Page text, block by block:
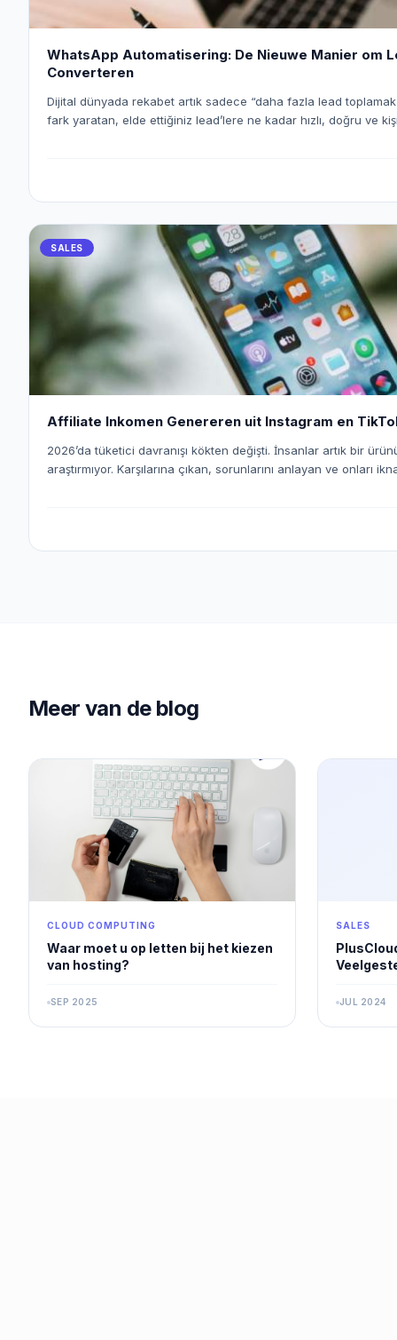
WhatsApp Automatisering: De Nieuwe Manier om
Converteren
Dijital dünyada rekabet artık sadece “daha fazla lead
fark yaratan, elde ettiğiniz lead’lere ne kadar hızlı, doğru ve
SALES
Affiliate Inkomen Genereren uit Instagram en
2026’da tüketici davranışı kökten değişti. İnsanlar artık bir
araştırmıyor. Karşılarına çıkan, sorunlarını anlayan ve onları
paylaşarak, “takipçi kasarak” para kazanma dönemi bitti.
Meer van de blog
CLOUD COMPUTING
Waar moet u op letten bij het kiezen
van hosting?
SEP 2025
SALES
JUL 2024